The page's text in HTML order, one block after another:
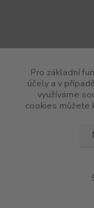
Pro základní
účely a v
využíváme
cookies můžete